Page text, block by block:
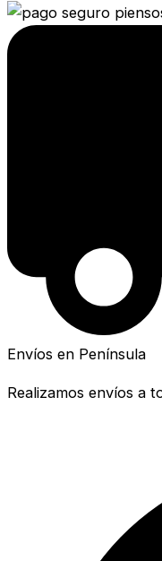
Envíos en Península
Realizamos envíos a